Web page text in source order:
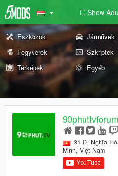
Show
Eszközök Járművek
Fegyverek
Szkriptek
Térképek
Egyéb
90phuttvforum
31 Đ. Nghĩa
Minh, Việt Nam